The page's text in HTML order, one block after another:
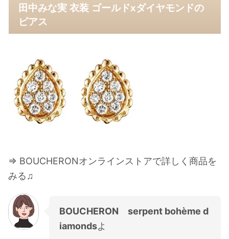
田中みな実 衣装 ゴールドxダイヤモンドの
ピアス
⇒ BOUCHERONオンラインストアで詳しく商品を
みる♫
BOUCHERON serpent bohème d
iamondsよ